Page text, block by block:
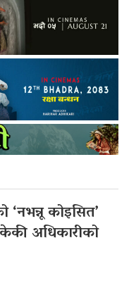
‘नभन्नू कोइसित’
अधिकारीको